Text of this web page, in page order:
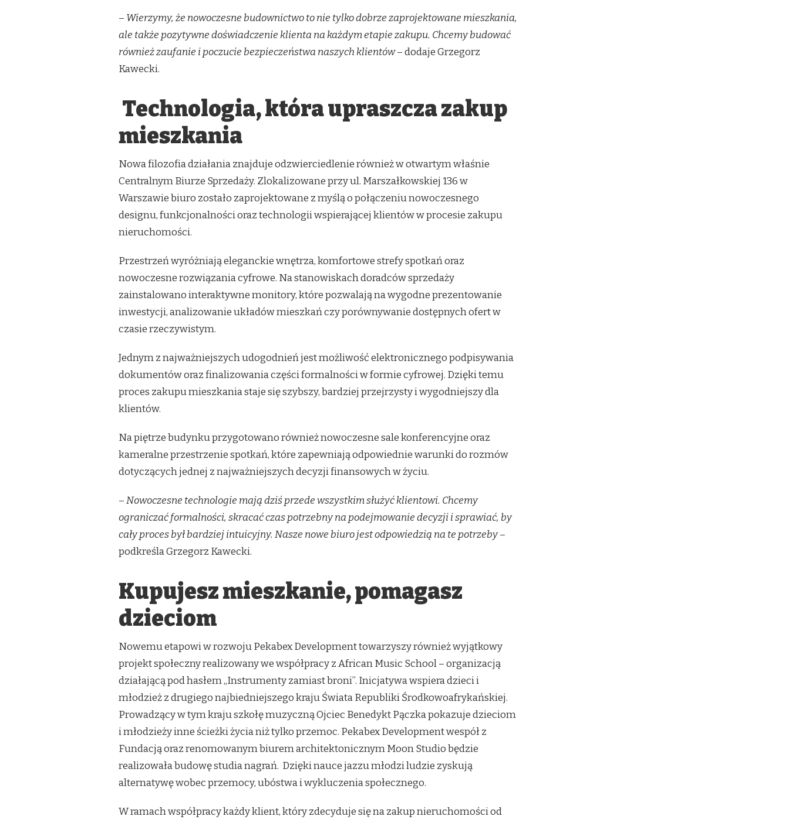
– Wierzymy, że nowoczesne budownictwo to nie tylko dobrze zaprojektowane mieszkania,
ale także pozytywne doświadczenie klienta na każdym etapie zakupu. Chcemy budować
również zaufanie i poczucie bezpieczeństwa naszych klientów– dodaje Grzegorz
Kawecki.
Technologia, która upraszcza zakup
mieszkania
Nowa filozofia działania znajduje odzwierciedlenie również w otwartym właśnie
Centralnym Biurze Sprzedaży. Zlokalizowane przy ul. Marszałkowskiej 136 w
Warszawie biuro zostało zaprojektowane z myślą o połączeniu nowoczesnego
designu, funkcjonalności oraz technologii wspierającej klientów w procesie zakupu
nieruchomości.
Przestrzeń wyróżniają eleganckie wnętrza, komfortowe strefy spotkań oraz
nowoczesne rozwiązania cyfrowe. Na stanowiskach doradców sprzedaży
zainstalowano interaktywne monitory, które pozwalają na wygodne prezentowanie
inwestycji, analizowanie układów mieszkań czy porównywanie dostępnych ofert w
czasie rzeczywistym.
Jednym z najważniejszych udogodnień jest możliwość elektronicznego podpisywania
dokumentów oraz finalizowania części formalności w formie cyfrowej. Dzięki temu
proces zakupu mieszkania staje się szybszy, bardziej przejrzysty i wygodniejszy dla
klientów.
Na piętrze budynku przygotowano również nowoczesne sale konferencyjne oraz
kameralne przestrzenie spotkań, które zapewniają odpowiednie warunki do rozmów
dotyczących jednej z najważniejszych decyzji finansowych w życiu.
–Nowoczesne technologie mają dziś przede wszystkim służyć klientowi. Chcemy
ograniczać formalności, skracać czas potrzebny na podejmowanie decyzji i sprawiać, by
cały proces był bardziej intuicyjny. Nasze nowe biuro jest odpowiedzią na te potrzeby–
podkreśla Grzegorz Kawecki.
Kupujesz mieszkanie, pomagasz
dzieciom
Nowemu etapowi w rozwoju Pekabex Development towarzyszy również wyjątkowy
projekt społeczny realizowany we współpracy z African Music School – organizacją
działającą pod hasłem „Instrumenty zamiast broni”. Inicjatywa wspiera dzieci i
młodzież z drugiego najbiedniejszego kraju Świata Republiki Środkowoafrykańskiej.
Prowadzący w tym kraju szkołę muzyczną Ojciec Benedykt Pączka pokazuje dzieciom
i młodzieży inne ścieżki życia niż tylko przemoc. Pekabex Development wespół z
Fundacją oraz renomowanym biurem architektonicznym Moon Studio będzie
realizowała budowę studia nagrań. Dzięki nauce jazzu młodzi ludzie zyskują
alternatywę wobec przemocy, ubóstwa i wykluczenia społecznego.
W ramach współpracy każdy klient, który zdecyduje się na zakup nieruchomości od